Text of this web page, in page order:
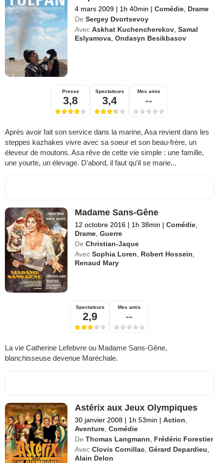
4 mars 2009 | 1h 40min | Comédie, Drame
De Sergey Dvortsevoy
Avec Askhat Kuchencherekov,Samal
Eslyamova,Ondasyn Besikbasov
Presse
3,8
Spectateurs
3,4
Mes amis
--
Après avoir fait son service dans la marine, Asa revient dans les
steppes kazhakes vivre avec sa soeur et son beau-frère, un
éleveur de moutons. Asa rêve de cette vie simple : une famille,
une yourte, un élevage. D'abord, il faut qu'il se marie...
Madame Sans-Gêne
12 octobre 2016 | 1h 38min | Comédie,
Drame,Guerre
De Christian-Jaque
Avec Sophia Loren, Robert Hossein,
Renaud Mary
Spectateurs
2,9
Mes amis
--
La vie Catherine Lefebvre ou Madame Sans-Gêne,
blanchisseuse devenue Maréchale.
Astérix aux Jeux Olympiques
30 janvier 2008 | 1h 53min | Action,
Aventure,Comédie
De Thomas Langmann, Frédéric Forestier
Avec Clovis Cornillac,Gérard Depardieu,
Alain Delon